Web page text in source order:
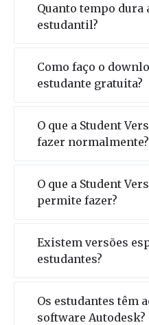
Quanto tempo dura
estudantil?
Como faço o
estudante gratuita?
O que a Student
fazer normalmente?
O que a Student
permite fazer?
Existem versões
estudantes?
Os estudantes têm
software Autodesk?